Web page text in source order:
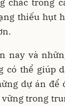
thiếu hụt
nay và
có thể giúp
dự án để
trong